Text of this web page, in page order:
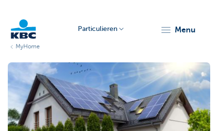
Particulieren menu
MyHome